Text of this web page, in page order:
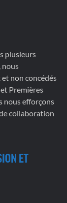
plusieurs
nous
non concédés
Premières
nous efforçons
collaboration
ET